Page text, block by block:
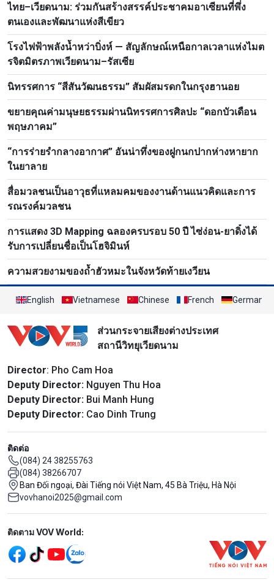
ไทย–เวียดนาม: ร่วมกันสร้างสรรค์ประชาคมอาเซียนที่พึ่ง
ตนเองและพัฒนาแห่งสีเขียว
โรงไฟฟ้าพลังน้ำหว่าบิ่งห์ — สัญลักษณ์เหนือกาลเวลาแห่งไมต
รจิตมิตรภาพเวียดนาม–รัสเซีย
นิทรรศการ “สีสันวัฒนธรรม” สัมผัสมรดกในกรุงฮานอย
ขยายคุณค่ามนุษยธรรมผ่านนิทรรศการศิลปะ “ดอกบัวเดือน
พฤษภาคม”
“การร่ายรำกลางอากาศ” อันน่าทึ่งของฝูกนกปากห่างหายาก
ในยาลาย
สื่อมวลชนเป็นอาวุธที่แหลมคมของงานด้านแนวคิดและการ
รณรงค์มวลชน
การแสดง 3D Mapping ฉลองครบรอบ 50 ปี ไซ่ง่อน-ยาดิ๋งได้
รับการเปลี่ยนชื่อเป็นโฮจิมินห์
ความสวยงามของถ้ำฮัวหมะในจังหวัดท้ายเงวียน
English Vietnamese Chinese French German
ส่วนกระจายเสียงต่างประเทศ
สถานีวิทยุเวียดนาม
Director: Pho Cam Hoa
Deputy Director: Nguyen Thu Hoa
Deputy Director: Bui Manh Hung
Deputy Director: Cao Dinh Trung
ติดต่อ
(084) 24 38255763
(084) 38266707
Ban Đối ngoại, Đài Tiếng nói Việt Nam, 45 Bà Triệu, Hà Nội
vovhanoi2025@gmail.com
Mạng xã hội
ติดตาม VOV World: